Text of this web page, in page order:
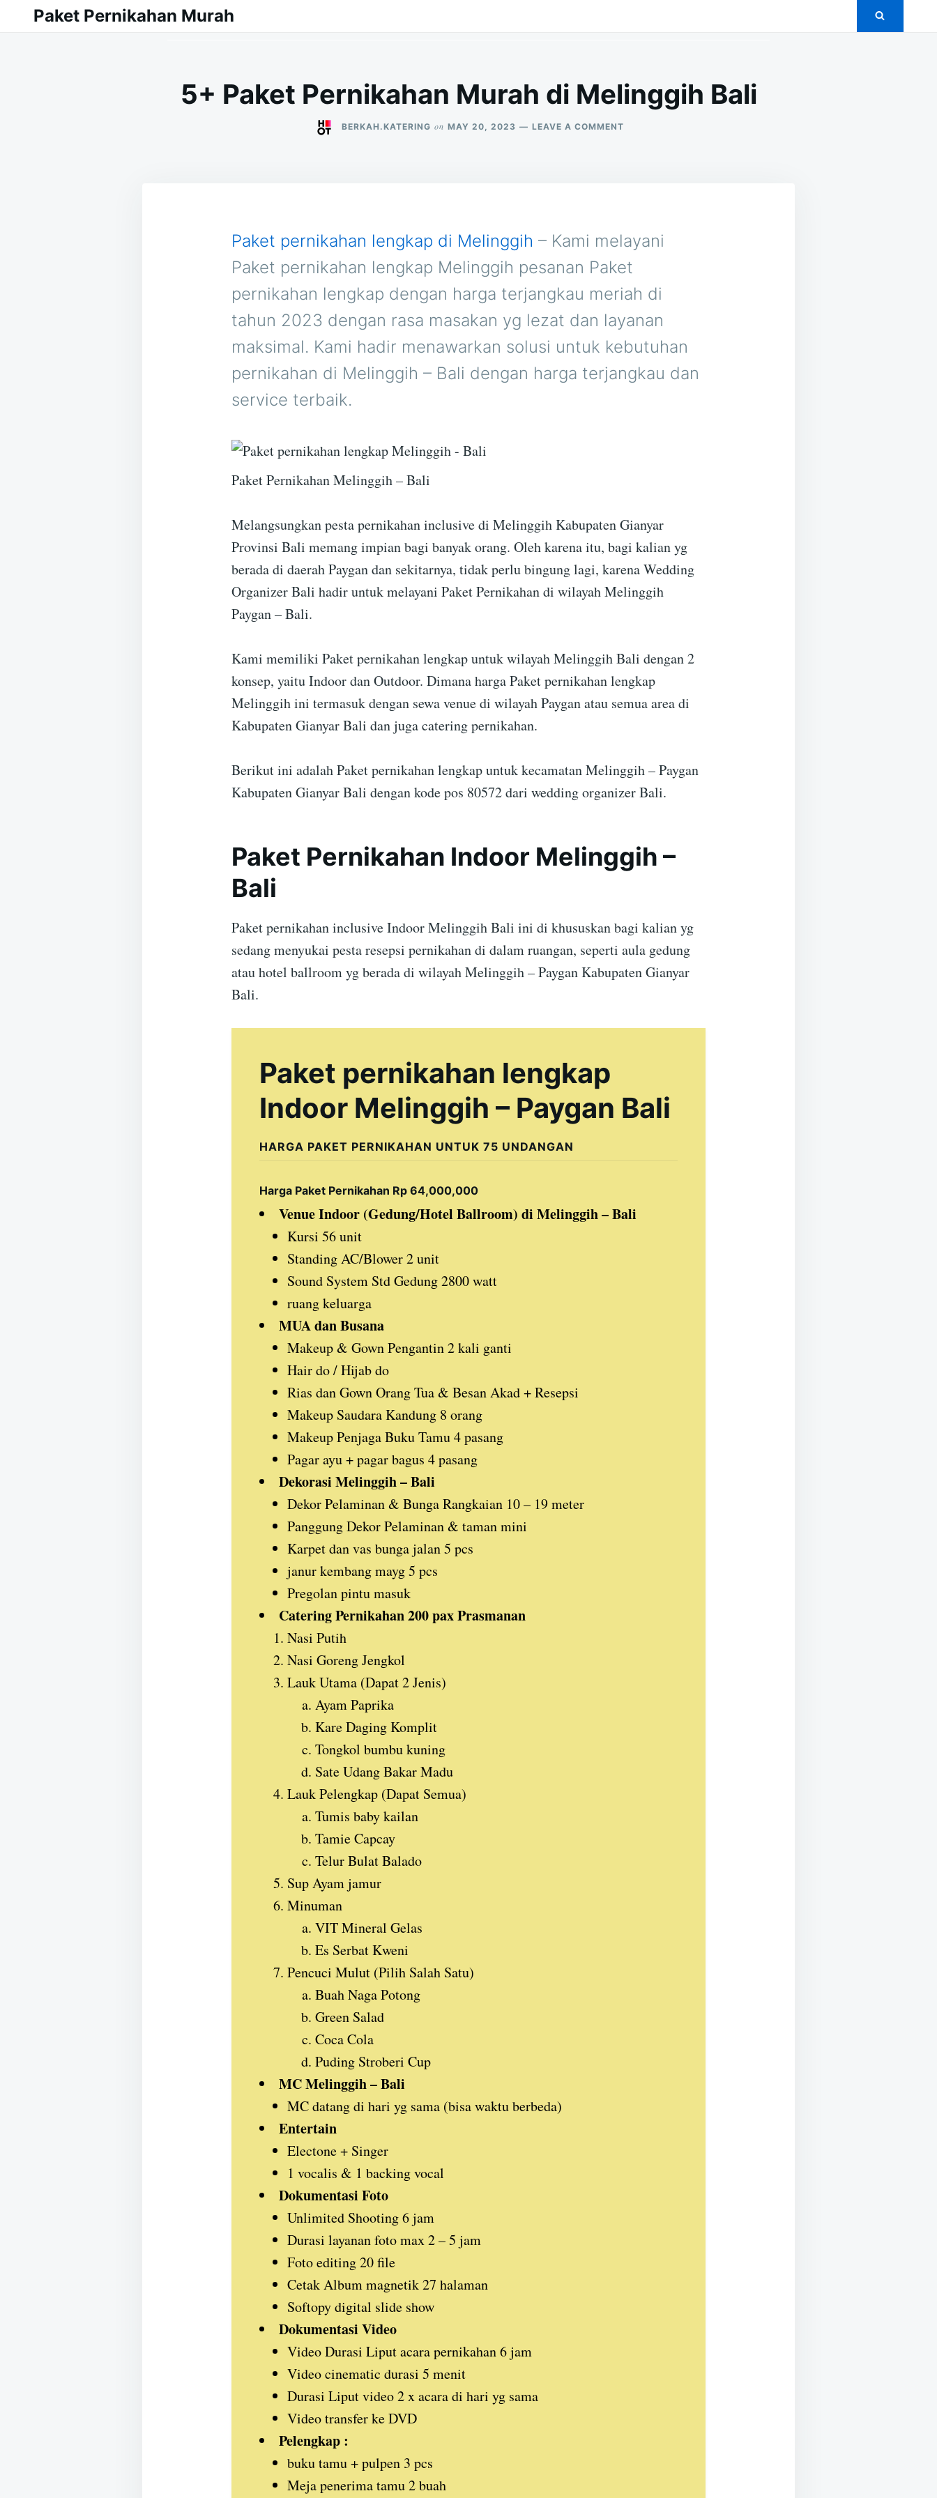
Search
Paket Pernikahan Murah
5+ Paket Pernikahan Murah di Melinggih Bali
BERKAH.KATERING on MAY 20, 2023 LEAVE A COMMENT
Paket pernikahan lengkap di Melinggih – Kami melayani
Paket pernikahan lengkap Melinggih pesanan Paket
pernikahan lengkap dengan harga terjangkau meriah di
tahun 2023 dengan rasa masakan yg lezat dan layanan
maksimal. Kami hadir menawarkan solusi untuk kebutuhan
pernikahan di Melinggih – Bali dengan harga terjangkau dan
service terbaik.
Paket Pernikahan Melinggih – Bali
Melangsungkan pesta pernikahan inclusive di Melinggih Kabupaten Gianyar
Provinsi Bali memang impian bagi banyak orang. Oleh karena itu, bagi kalian yg
berada di daerah Paygan dan sekitarnya, tidak perlu bingung lagi, karena Wedding
Organizer Bali hadir untuk melayani Paket Pernikahan di wilayah Melinggih
Paygan – Bali.
Kami memiliki Paket pernikahan lengkap untuk wilayah Melinggih Bali dengan 2
konsep, yaitu Indoor dan Outdoor. Dimana harga Paket pernikahan lengkap
Melinggih ini termasuk dengan sewa venue di wilayah Paygan atau semua area di
Kabupaten Gianyar Bali dan juga catering pernikahan.
Berikut ini adalah Paket pernikahan lengkap untuk kecamatan Melinggih – Paygan
Kabupaten Gianyar Bali dengan kode pos 80572 dari wedding organizer Bali.
Paket Pernikahan Indoor Melinggih –
Bali
Paket pernikahan inclusive Indoor Melinggih Bali ini di khususkan bagi kalian yg
sedang menyukai pesta resepsi pernikahan di dalam ruangan, seperti aula gedung
atau hotel ballroom yg berada di wilayah Melinggih – Paygan Kabupaten Gianyar
Bali.
Paket pernikahan lengkap
Indoor Melinggih – Paygan Bali
HARGA PAKET PERNIKAHAN UNTUK 75 UNDANGAN
Harga Paket Pernikahan Rp 64,000,000
Venue Indoor (Gedung/Hotel Ballroom) di Melinggih – Bali
Kursi 56 unit
Standing AC/Blower 2 unit
Sound System Std Gedung 2800 watt
ruang keluarga
MUA dan Busana
Makeup & Gown Pengantin 2 kali ganti
Hair do / Hijab do
Rias dan Gown Orang Tua & Besan Akad + Resepsi
Makeup Saudara Kandung 8 orang
Makeup Penjaga Buku Tamu 4 pasang
Pagar ayu + pagar bagus 4 pasang
Dekorasi Melinggih – Bali
Dekor Pelaminan & Bunga Rangkaian 10 – 19 meter
Panggung Dekor Pelaminan & taman mini
Karpet dan vas bunga jalan 5 pcs
janur kembang mayg 5 pcs
Pregolan pintu masuk
Catering Pernikahan 200 pax Prasmanan
Nasi Putih
Nasi Goreng Jengkol
Lauk Utama (Dapat 2 Jenis)
Ayam Paprika
Kare Daging Komplit
Tongkol bumbu kuning
Sate Udang Bakar Madu
Lauk Pelengkap (Dapat Semua)
Tumis baby kailan
Tamie Capcay
Telur Bulat Balado
Sup Ayam jamur
Minuman
VIT Mineral Gelas
Es Serbat Kweni
Pencuci Mulut (Pilih Salah Satu)
Buah Naga Potong
Green Salad
Coca Cola
Puding Stroberi Cup
MC Melinggih – Bali
MC datang di hari yg sama (bisa waktu berbeda)
Entertain
Electone + Singer
1 vocalis & 1 backing vocal
Dokumentasi Foto
Unlimited Shooting 6 jam
Durasi layanan foto max 2 – 5 jam
Foto editing 20 file
Cetak Album magnetik 27 halaman
Softopy digital slide show
Dokumentasi Video
Video Durasi Liput acara pernikahan 6 jam
Video cinematic durasi 5 menit
Durasi Liput video 2 x acara di hari yg sama
Video transfer ke DVD
Pelengkap :
buku tamu + pulpen 3 pcs
Meja penerima tamu 2 buah